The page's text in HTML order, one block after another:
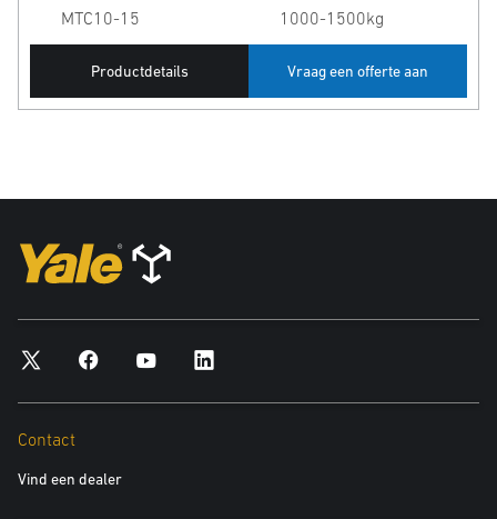
MTC10-15
1000-1500kg
Productdetails Vraag een offerte aan
Contact
Vind een dealer